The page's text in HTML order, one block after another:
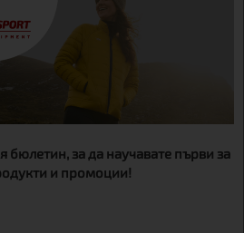
бюлетин, за да научавате първи за
и промоции!
административен адрес
ул.692, №12, офис 1, магазини